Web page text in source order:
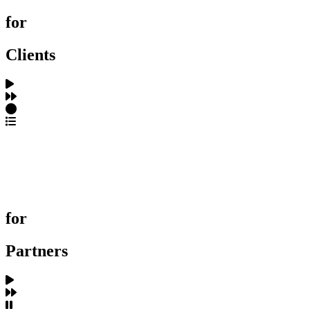
for
Clients
for
Partners